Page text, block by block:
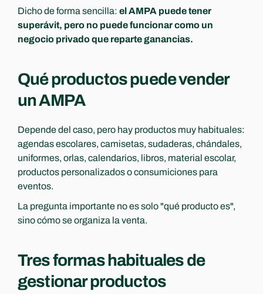
Dicho de forma sencilla: el AMPA puede tener
superávit, pero no puede funcionar como un
negocio privado que reparte ganancias.
Qué productos puede vender
un AMPA
Depende del caso, pero hay productos muy habituales:
agendas escolares, camisetas, sudaderas, chándales,
uniformes, orlas, calendarios, libros, material escolar,
productos personalizados o consumiciones para
eventos.
La pregunta importante no es solo "qué producto es",
sino cómo se organiza la venta.
Tres formas habituales de
gestionar productos